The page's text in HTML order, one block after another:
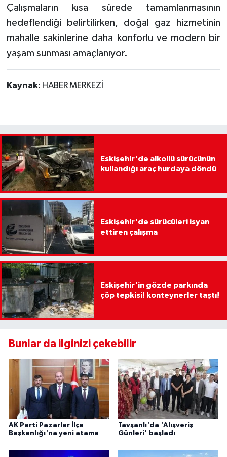
Çalışmaların kısa sürede tamamlanmasının
hedeflendiği belirtilirken, doğal gaz hizmetinin
mahalle sakinlerine daha konforlu ve modern bir
yaşam sunması amaçlanıyor.
Kaynak: HABER MERKEZİ
Eskişehir'de alkollü sürücünün
kullandığı araç hurdaya döndü
Eskişehir'de sürücüleri isyan
ettiren çalışma
Eskişehir'in gözde parkında
çöp tepkisi! konteynerler taştı!
Bunlar da ilginizi çekebilir
AK Parti Pazarlar İlçe
Başkanlığı'na yeni atama
Tavşanlı'da 'Alışveriş
Günleri' başladı